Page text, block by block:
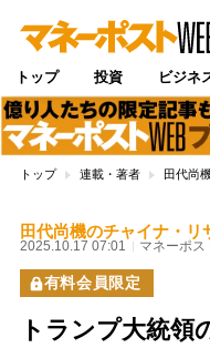
トップ 投資 ビジネ
トップ 連載・著者 田代尚
田代尚機のチャイナ・リ
2025.10.17 07:01 マネーポス
有料会員限定
トランプ大統領